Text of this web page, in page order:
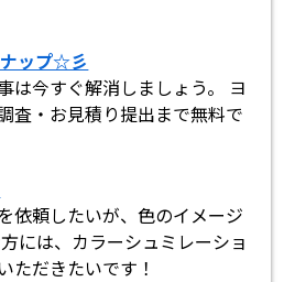
ップ☆彡
は今すぐ解消しましょう。 ヨ
査・お見積り提出まで無料で
依頼したいが、色のイメージ
には、カラーシュミレーショ
ただきたいです！